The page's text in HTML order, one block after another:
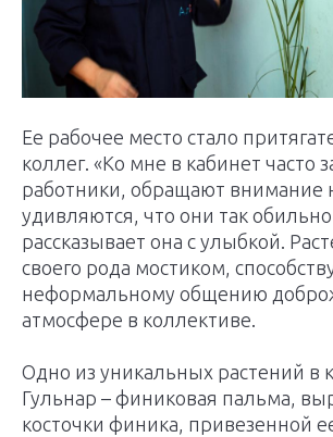
Ее рабочее место стало
коллег. «Ко мне в кабинет часто
работники, обращают внимание
удивляются, что они так
рассказывает она с улыбкой.
своего рода мостиком,
неформальному общению
атмосфере в коллективе.
Одно из уникальных растений в
Гульнар – финиковая пальма,
косточки финика, привезенной